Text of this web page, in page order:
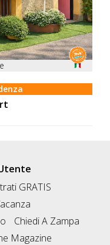
GRATIS
Chiedi A Zampa
Magazine